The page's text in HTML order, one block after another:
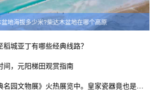
地海拔多少米?柴达木盆地在哪个高原
城亚丁有哪些经典线路？
间，元阳梯田观赏指南
《园说——北京古典名园文物展》火热展览中。皇家瓷器竟也是少女粉ins风？错过这次展览遗憾终生